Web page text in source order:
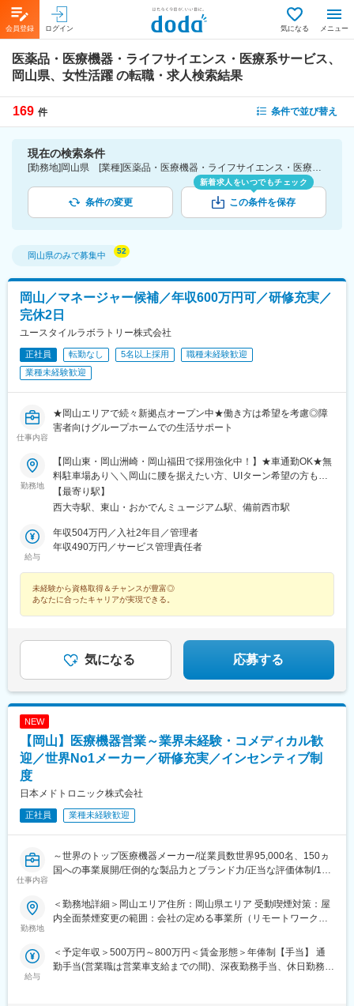
会員登録 ログイン 気になる メニュー
医薬品・医療機器・ライフサイエンス・医療系サービス、
岡山県、女性活躍 の転職・求人検索結果
169 件 条件で並び替え
現在の検索条件
[勤務地]岡山県 [業種]医薬品・医療機器・ライフサイエンス・医療系サービス [詳細条件](会社・職場の環境)女性活躍
条件の変更
新着求人をいつでもチェック
この条件を保存
岡山県のみで募集中
岡山／マネージャー候補／年収600万円可／研修充実／
完休2日
ユースタイルラボラトリー株式会社
正社員 転勤なし 5名以上採用
職種未経験歓迎
業種未経験歓迎
仕事内容
★岡山エリアで続々新拠点オープン中★働き方は希望を考慮◎障
害者向けグループホームでの生活サポート
勤務地
【岡山東・岡山洲崎・岡山福田で採用強化中！】★車通勤OK★無
料駐車場あり＼＼岡山に腰を据えたい方、UIターン希望の方も歓
迎／／岡山県内のユースタイルホーム各拠点へ配属！希望の勤務
地をお知らせください。★勤務地、入社日は相談可能※受動喫煙対
勤手当あり（規定あり）
【最寄り駅】
西大寺駅、東山・おかでんミュージアム駅、備前西市駅
給与
年収504万円／入社2年目／管理者
年収490万円／サービス管理責任者
未経験から資格取得＆チャンスが豊富◎
あなたに合ったキャリアが実現できる。
気になる 応募する
NEW
【岡山】医療機器営業～業界未経験・コメディカル歓
迎／世界No1メーカー／研修充実／インセンティブ制
度
日本メドトロニック株式会社
正社員 業種未経験歓迎
仕事内容
～世界のトップ医療機器メーカー/従業員数世界95,000名、150ヵ
国への事業展開/圧倒的な製品力とブランド力/正当な評価体制/1秒
会貢献度～
て最前線で業界をリードしています。
当社は1949年の設立以来、医療技術の革新を続け、電池式体外型
勤務地
＜勤務地詳細＞岡山エリア住所：岡山県エリア 受動喫煙対策：屋
内全面禁煙変更の範囲：会社の定める事業所（リモートワーク含
給与
＜予定年収＞500万円～800万円＜賃金形態＞年俸制【手当】 通
勤手当(営業職は営業車支給までの間)、深夜勤務手当、休日勤務手